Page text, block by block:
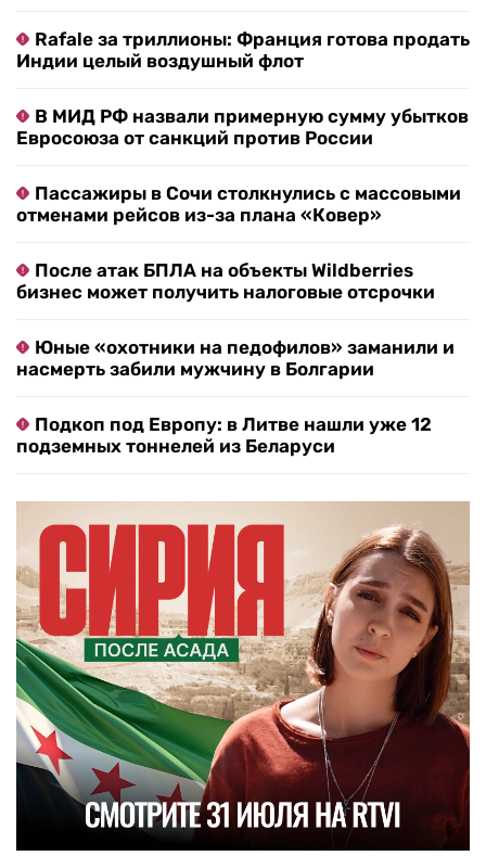
Rafale за триллионы: Франция готова продать
Индии целый воздушный флот
В МИД РФ назвали примерную сумму убытков
Евросоюза от санкций против России
Пассажиры в Сочи столкнулись с массовыми
отменами рейсов из-за плана «Ковер»
После атак БПЛА на объекты Wildberries
бизнес может получить налоговые отсрочки
Юные «охотники на педофилов» заманили и
насмерть забили мужчину в Болгарии
Подкоп под Европу: в Литве нашли уже 12
подземных тоннелей из Беларуси